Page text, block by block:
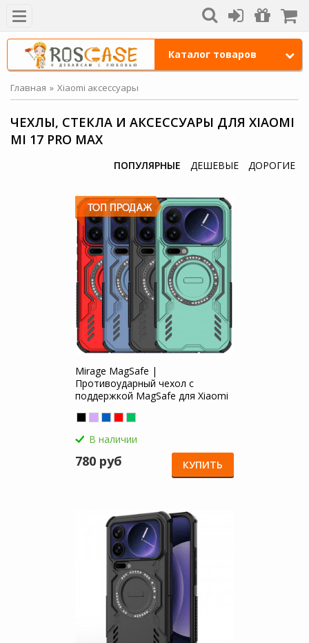
Каталог товаров
Главная Xiaomi аксессуары
ЧЕХЛЫ, СТЕКЛА И АКСЕССУАРЫ ДЛЯ XIAOMI
MI 17 PRO MAX
ПОПУЛЯРНЫЕ ДЕШЕВЫЕ ДОРОГИЕ
Mirage MagSafe |
Противоударный чехол с
поддержкой MagSafe для Xiaomi
В наличии
780 руб КУПИТЬ